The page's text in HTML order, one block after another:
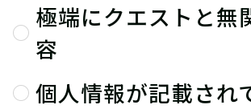
極端にクエストと無
容
個人情報が記載され